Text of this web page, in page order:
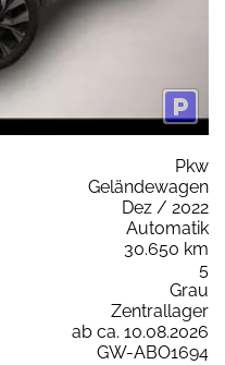
Pkw
Geländewagen
Dez / 2022
Automatik
30.650 km
5
Grau
Zentrallager
ab ca. 10.08.2026
GW-ABO1694